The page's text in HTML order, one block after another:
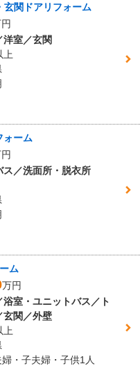
玄関ドアリフォーム
洋室／玄関
上
ォーム
ス／洗面所・脱衣所
ム
万円
室・ユニットバス／ト
玄関／外壁
上
・子夫婦・子供1人